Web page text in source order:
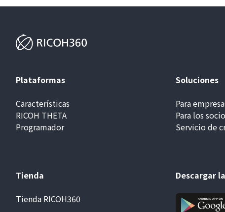
Plataformas
Características
RICOH THETA
Programador
Soluciones
Para
Para los
Servicio de
Tienda
Tienda RICOH360
Descargar